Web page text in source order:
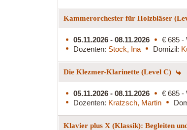
Kammerorchester für Holzbläser
05.11.2026 - 08.11.2026
€ 685 -
Dozenten: Stock, Ina Domizil:
Die Klezmer-Klarinette (Level C)
05.11.2026 - 08.11.2026
€ 685 -
Dozenten: Kratzsch, Martin
Klavier plus X (Klassik): Begleiten